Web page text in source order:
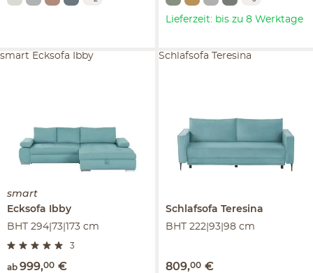
Lieferzeit: bis zu 8 Werktage
smart
Ecksofa
Ibby
BHT 294|73|173 cm
3
ab 999,00 €
smart Ecksofa Ibby
Schlafsofa Teresina
BHT 222|93|98 cm
809,00 €
Schlafsofa Teresina